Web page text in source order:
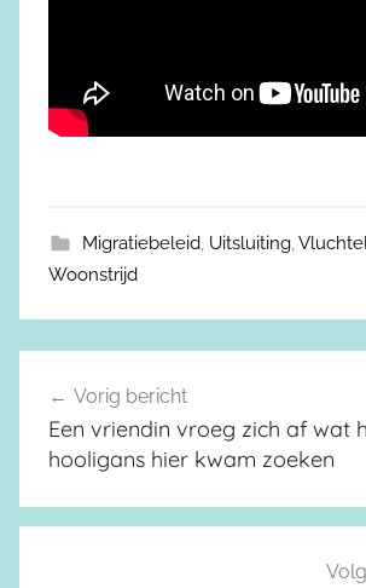
Migratiebeleid, Uitsluiting,
Woonstrijd
Berichtnavigatie
Vorig bericht
Een vriendin vroeg zich af wat
hooligans hier kwam zoeken